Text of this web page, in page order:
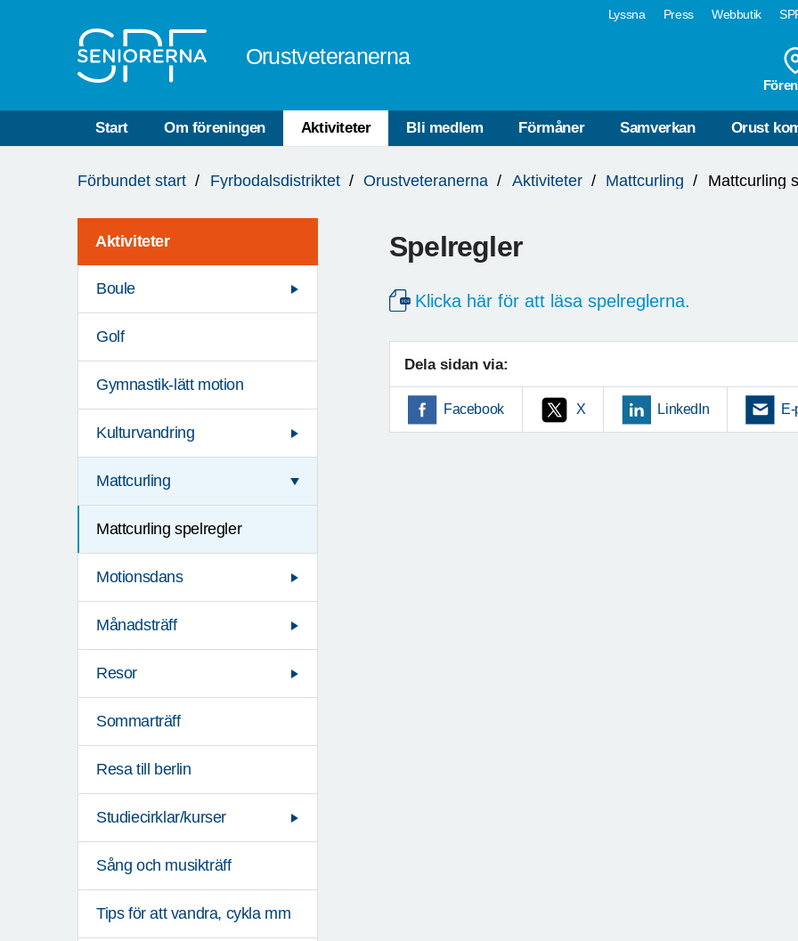
Lyssna Press Webbutik
Orustveteranerna
Start Om föreningen Aktiviteter Bli medlem Förmåner Samverkan Orust
är
Förbundet start Fyrbodalsdistriktet Orustveteranerna Aktiviteter Mattcurling Mattcurling
Aktiviteter
Boule
Golf
Gymnastik-lätt motion
Kulturvandring
Mattcurling
Mattcurling spelregler
Motionsdans
Månadsträff
Resor
Sommarträff
Resa till berlin
Studiecirklar/kurser
Sång och musikträff
Tips för att vandra, cykla mm
Spelregler
Klicka här för att läsa spelreglerna.
Dela sidan via:
Facebook X LinkedIn